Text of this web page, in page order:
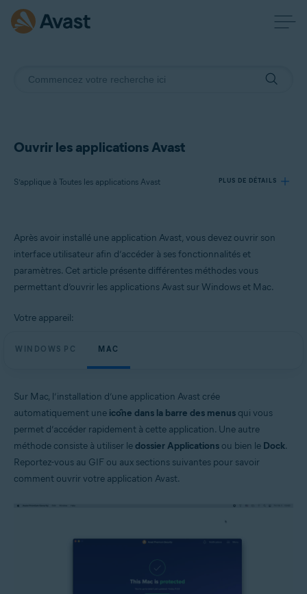
Ouvrir les applications Avast
S’applique à Toutes les applications Avast PLUS DE DÉTAILS
Produits:
Toutes les applications Avast
Après avoir installé une application Avast, vous devez ouvrir son
interface utilisateur afin d’accéder à ses fonctionnalités et
paramètres. Cet article présente différentes méthodes vous
permettant d’ouvrir les applications Avast sur Windows et Mac.
Votre appareil:
WINDOWS PC MAC
Sur Mac, l’installation d’une application Avast crée
automatiquement une icône dans la barre des menus qui vous
permet d’accéder rapidement à cette application. Une autre
méthode consiste à utiliser ledossier Applications ou bien le Dock.
Reportez-vous au GIF ou aux sections suivantes pour savoir
comment ouvrir votre application Avast.